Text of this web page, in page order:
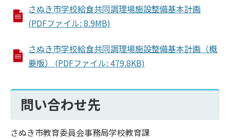
さぬき市学校給食共同調理場施設整備基本計画
(PDFファイル: 8.9MB)
さぬき市学校給食共同調理場施設整備基本計画（概
要版） (PDFファイル: 479.8KB)
問い合わせ先
さぬき市教育委員会事務局学校教育課